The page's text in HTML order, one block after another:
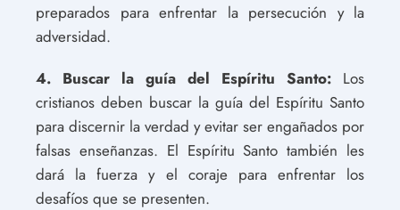
preparados para enfrentar la persecución y la
adversidad.
4. Buscar la guía del Espíritu Santo: Los
cristianos deben buscar la guía del Espíritu Santo
para discernir la verdad y evitar ser engañados por
falsas enseñanzas. El Espíritu Santo también les
dará la fuerza y el coraje para enfrentar los
desafíos que se presenten.